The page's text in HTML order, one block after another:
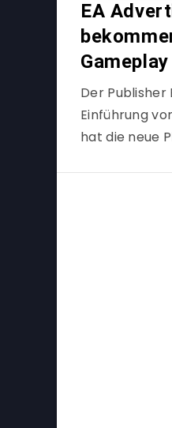
EA
Gameplay
Der
Einführung
hat die neue